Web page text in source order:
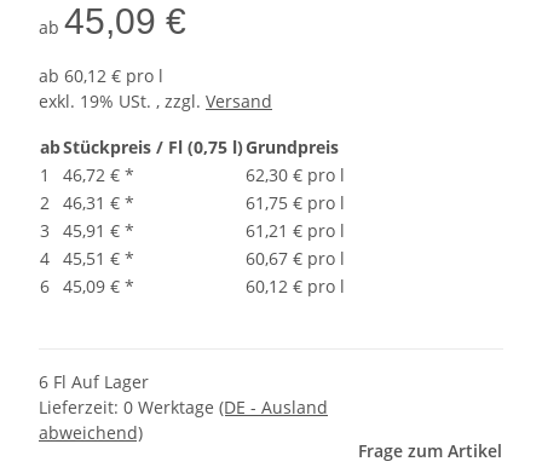
ab 45,09 €
ab 60,12 € pro l
exkl. 19% USt. , zzgl. Versand
abStückpreis / Fl (0,75 l)Grundpreis
1
46,72 € *
62,30 € pro l
2 46,31 € *
61,75 € pro l
3
45,91 € *
61,21 € pro l
4 45,51 € *
60,67 € pro l
6 45,09 € * 60,12 € pro l
6 Fl Auf Lager
Lieferzeit: 0 Werktage (DE - Ausland
abweichend)
Frage zum Artikel